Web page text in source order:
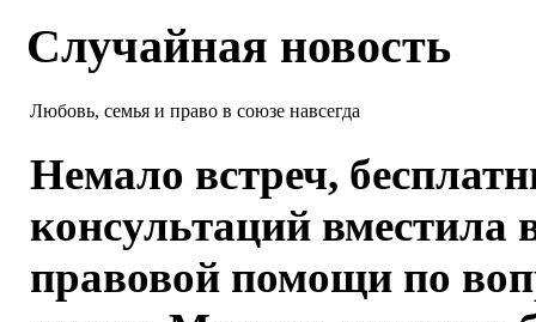
Случайная новость
Любовь, семья и право в союзе навсегда
Немало встреч,
консультаций
правовой помощи по